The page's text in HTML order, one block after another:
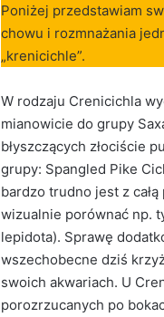
Poniżej przedstawiam
chowu i rozmnażania
„krenicichle”.
W rodzaju Crenicichla
mianowicie do grupy
błyszczących złociście
grupy: Spangled Pike
bardzo trudno jest z
wizualnie porównać np.
lepidota). Sprawę
wszechobecne dziś
swoich akwariach. U
porozrzucanych po